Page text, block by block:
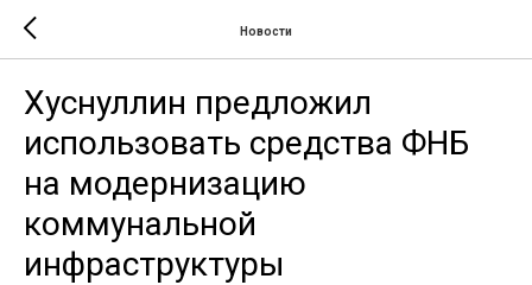
Новости
Хуснуллин предложил
использовать средства ФНБ
на модернизацию
коммунальной
инфраструктуры